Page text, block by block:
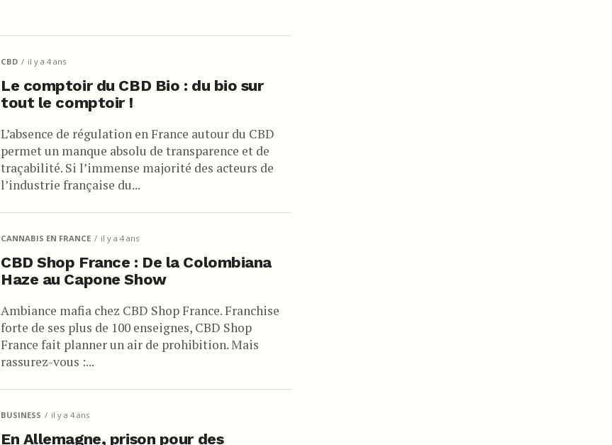
CBD il y a 4 ans
Le comptoir du CBD Bio : du bio sur
tout le comptoir !
L’absence de régulation en France autour du CBD
permet un manque absolu de transparence et de
traçabilité. Si l’immense majorité des acteurs de
l’industrie française du...
CANNABIS EN FRANCE il y a 4 ans
CBD Shop France : De la Colombiana
Haze au Capone Show
Ambiance mafia chez CBD Shop France. Franchise
forte de ses plus de 100 enseignes, CBD Shop
France fait planner un air de prohibition. Mais
rassurez-vous :...
BUSINESS il y a 4 ans
En Allemagne, prison pour des